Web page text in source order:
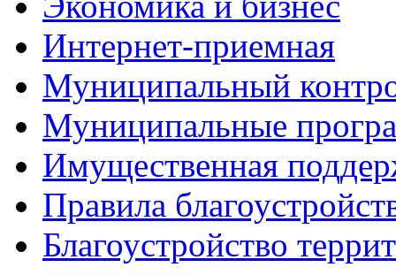
Интернет-приемная
Муниципальный
Муниципальные
Имущественная
Правила
Благоустройство